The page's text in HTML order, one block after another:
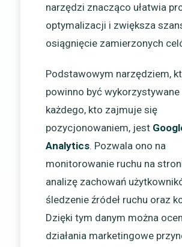
narzędzi znacząco ułatwia
optymalizacji i zwiększa
osiągnięcie zamierzonych
Podstawowym narzędziem,
powinno być wykorzystywane
każdego, kto zajmuje się
pozycjonowaniem, jest
Analytics. Pozwala ono na
monitorowanie ruchu na
analizę zachowań
śledzenie źródeł ruchu oraz
Dzięki tym danym można
działania marketingowe